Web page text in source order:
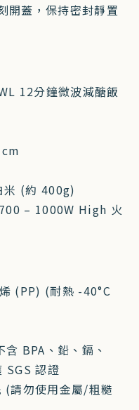
開蓋，保持密封靜置
12分鐘微波減醣飯
米 (約 400g)
– 1000W High 火
(PP) (耐熱 -40°C
BPA、鉛、鎘、
SGS 認證
(請勿使用金屬/粗糙